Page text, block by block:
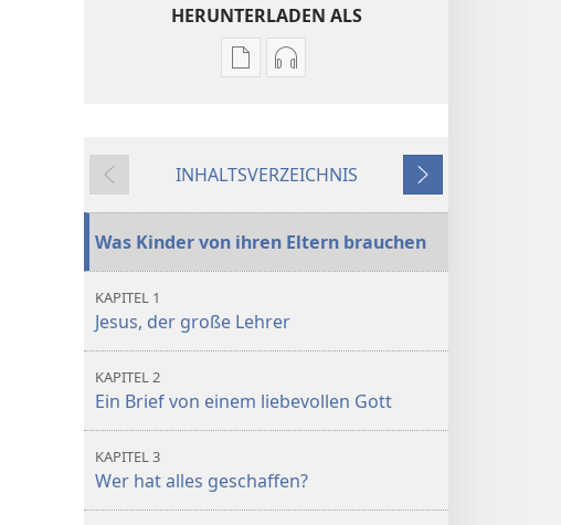
HERUNTERLADEN ALS
Downloadoptionen
von
großen
Lehrer
Downloadoptionen
von
großen
Lehrer
Zurück
INHALTSVERZEICHNIS
Weiter
Was Kinder von ihren Eltern brauchen
KAPITEL 1
Jesus, der große Lehrer
KAPITEL 2
Ein Brief von einem liebevollen Gott
KAPITEL 3
Wer hat alles geschaffen?